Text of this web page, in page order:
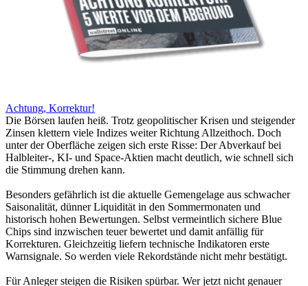
Achtung, Korrektur!
Die Börsen laufen heiß. Trotz geopolitischer Krisen und steigender
Zinsen klettern viele Indizes weiter Richtung Allzeithoch. Doch
unter der Oberfläche zeigen sich erste Risse: Der Abverkauf bei
Halbleiter-, KI- und Space-Aktien macht deutlich, wie schnell sich
die Stimmung drehen kann.
Besonders gefährlich ist die aktuelle Gemengelage aus schwacher
Saisonalität, dünner Liquidität in den Sommermonaten und
historisch hohen Bewertungen. Selbst vermeintlich sichere Blue
Chips sind inzwischen teuer bewertet und damit anfällig für
Korrekturen. Gleichzeitig liefern technische Indikatoren erste
Warnsignale. So werden viele Rekordstände nicht mehr bestätigt.
Für Anleger steigen die Risiken spürbar. Wer jetzt nicht genauer